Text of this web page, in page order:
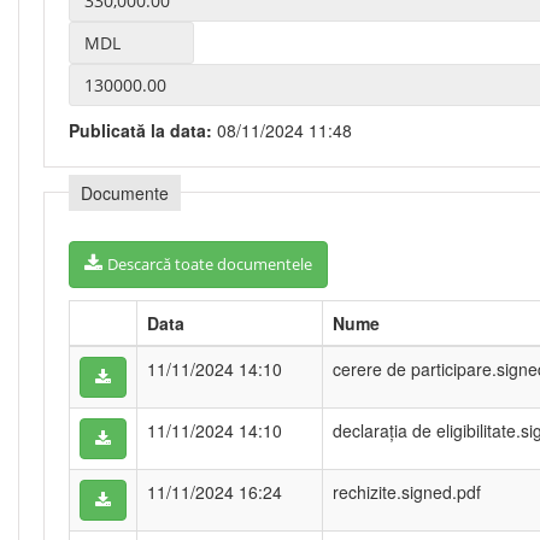
Publicată la data: 08/11/2024 11:48
Documente
Descarcă toate documentele
Data
Nume
11/11/2024 14:10
cerere de
11/11/2024 14:10 declarația de
11/11/2024 16:24 rechizite.signed.pdf